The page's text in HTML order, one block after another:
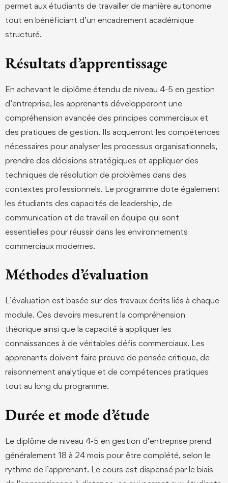
permet aux étudiants de travailler de manière autonome
tout en bénéficiant d’un encadrement académique
structuré.
Résultats d’apprentissage
En achevant le diplôme étendu de niveau 4-5 en gestion
d’entreprise, les apprenants développeront une
compréhension avancée des principes commerciaux et
des pratiques de gestion. Ils acquerront les compétences
nécessaires pour analyser les processus organisationnels,
prendre des décisions stratégiques et appliquer des
techniques de résolution de problèmes dans des
contextes professionnels. Le programme dote également
les étudiants des capacités de leadership, de
communication et de travail en équipe qui sont
essentielles pour réussir dans les environnements
commerciaux modernes.
Méthodes d’évaluation
L’évaluation est basée sur des travaux écrits liés à chaque
module. Ces devoirs mesurent la compréhension
théorique ainsi que la capacité à appliquer les
connaissances à de véritables défis commerciaux. Les
apprenants doivent faire preuve de pensée critique, de
raisonnement analytique et de compétences pratiques
tout au long du programme.
Durée et mode d’étude
Le diplôme de niveau 4-5 en gestion d’entreprise prend
généralement 18 à 24 mois pour être complété, selon le
rythme de l’apprenant. Le cours est dispensé par le biais